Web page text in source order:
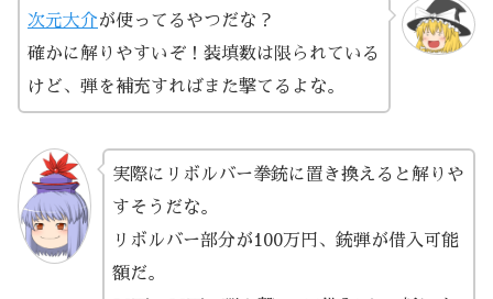
次元大介が使ってるやつだな？
確かに解りやすいぞ！装填数は限られている
けど、弾を補充すればまた撃てるよな。
実際にリボルバー拳銃に置き換えると解りや
すそうだな。
リボルバー部分が100万円、銃弾が借入可能
額だ。